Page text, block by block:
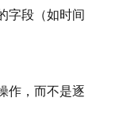
字段（如时间
作，而不是逐